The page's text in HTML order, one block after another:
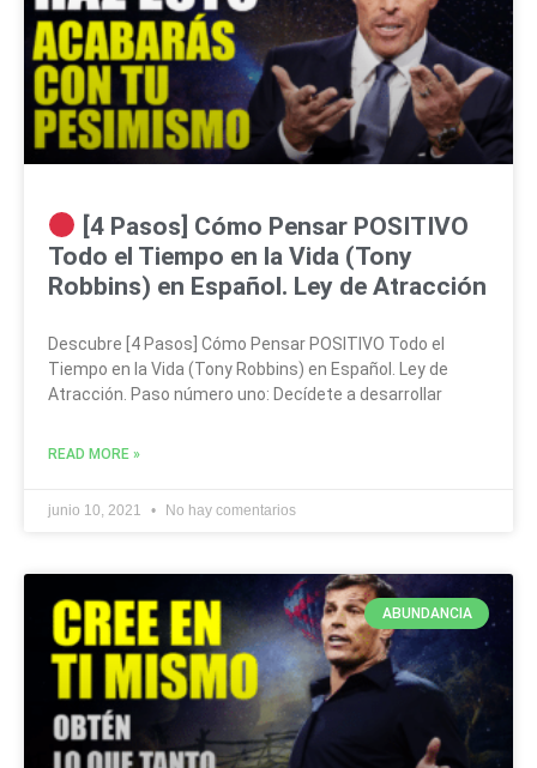
[4 Pasos] Cómo Pensar POSITIVO
Todo el Tiempo en la Vida (Tony
Robbins) en Español. Ley de Atracción
Descubre [4 Pasos] Cómo Pensar POSITIVO Todo el
Tiempo en la Vida (Tony Robbins) en Español. Ley de
Atracción. Paso número uno: Decídete a desarrollar
READ MORE »
junio 10, 2021 No hay comentarios
ABUNDANCIA